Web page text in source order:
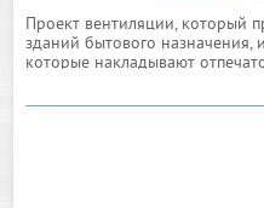
Проект вентиляции, который
зданий бытового назначения,
которые накладывают
особенностей выступают